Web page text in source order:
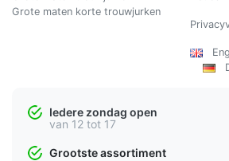
Grote maten korte trouwjurken
Iedere zondag open
van 12 tot 17
Grootste assortiment